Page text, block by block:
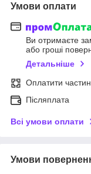
Умови оплати
Ви отримаєте
або гроші
Детальніше
Оплатити
Післяплата
Всі умови оплати
Умови